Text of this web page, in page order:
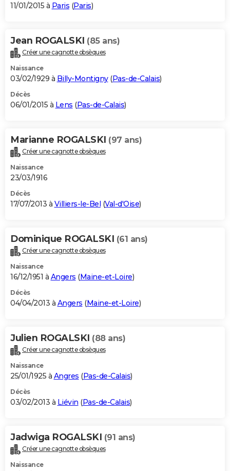
11/01/2015 à Paris (Paris)
Jean ROGALSKI (85 ans)
Créer une cagnotte obsèques
Naissance
03/02/1929 à Billy-Montigny(Pas-de-Calais)
Décès
06/01/2015 à Lens (Pas-de-Calais)
Marianne ROGALSKI (97 ans)
Créer une cagnotte obsèques
Naissance
23/03/1916
Décès
17/07/2013 à Villiers-le-Bel (Val-d'Oise)
Dominique ROGALSKI (61 ans)
Créer une cagnotte obsèques
Naissance
16/12/1951 à Angers (Maine-et-Loire)
Décès
04/04/2013 à Angers (Maine-et-Loire)
Julien ROGALSKI (88 ans)
Créer une cagnotte obsèques
Naissance
25/01/1925 à Angres (Pas-de-Calais)
Décès
03/02/2013 à Liévin (Pas-de-Calais)
Jadwiga ROGALSKI (91 ans)
Créer une cagnotte obsèques
Naissance